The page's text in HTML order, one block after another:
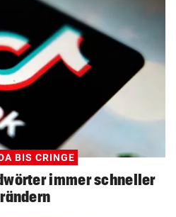
BIS CRINGE
immer schneller